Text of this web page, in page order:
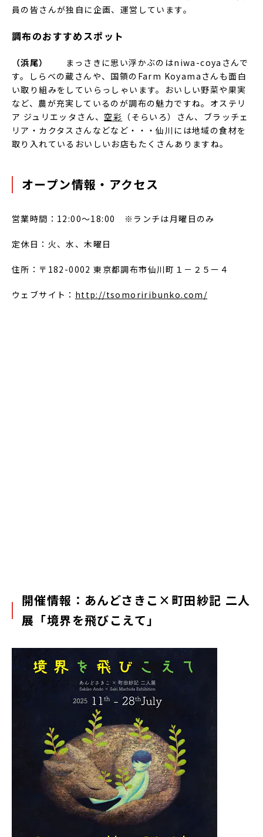
員の皆さんが独自に企画、運営しています。
調布のおすすめスポット
（浜尾）
まっさきに思い浮かぶのはniwa-coyaさんで
す。しらべの蔵さんや、国領のFarm Koyamaさんも面白
い取り組みをしていらっしゃいます。おいしい野菜や果実
など、農が充実しているのが調布の魅力ですね。オステリ
ア ジュリエッタさん、空彩 （そらいろ）さん、ブラッチェ
リア・カクタスさんなどなど・・・仙川には地域の食材を
取り入れているおいしいお店もたくさんありますね。
オープン情報・アクセス
営業時間：12:00～18:00 ※ランチは月曜日のみ
定休日：火、水、木曜日
住所：〒182-0002 東京都調布市仙川町１－２５ー４
ウェブサイト： http://tsomoriribunko.com/
開催情報：あんどさきこ×町田紗記 二人
展「境界を飛びこえて」